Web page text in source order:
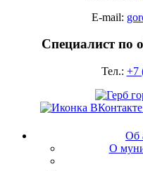
E-mail:
Специалист по
Тел.: +7
Об
О